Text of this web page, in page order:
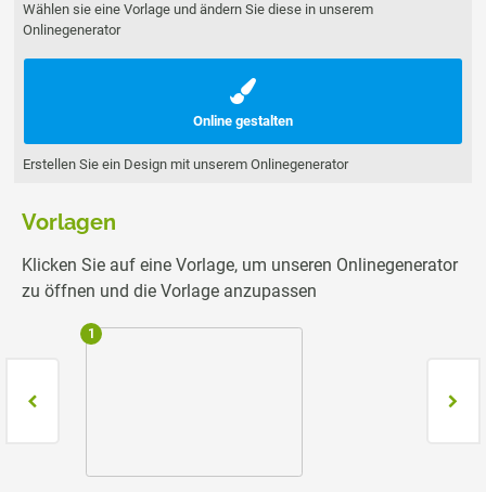
Wählen sie eine Vorlage und ändern Sie diese in unserem
Onlinegenerator
Online gestalten
Erstellen Sie ein Design mit unserem Onlinegenerator
Vorlagen
Klicken Sie auf eine Vorlage, um unseren Onlinegenerator
zu öffnen und die Vorlage anzupassen
1